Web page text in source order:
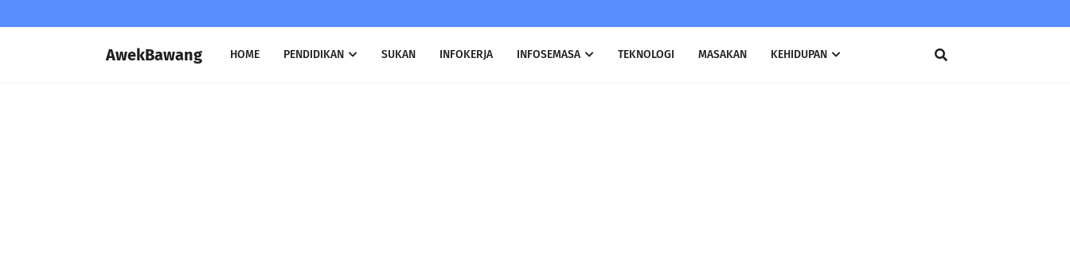
AwekBawang HOME PENDIDIKAN SUKAN INFOKERJA INFOSEMASA TEKNOLOGI MASAKAN KEHIDUPAN